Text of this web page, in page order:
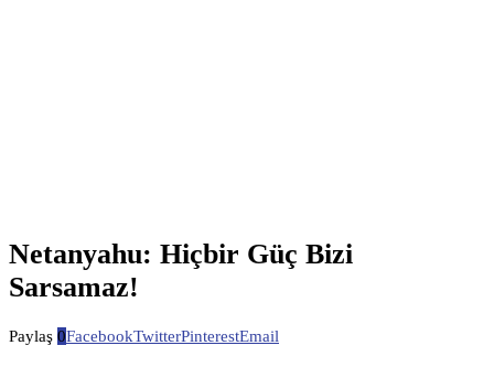
Netanyahu: Hiçbir Güç Bizi
Sarsamaz!
Paylaş 0FacebookTwitterPinterestEmail